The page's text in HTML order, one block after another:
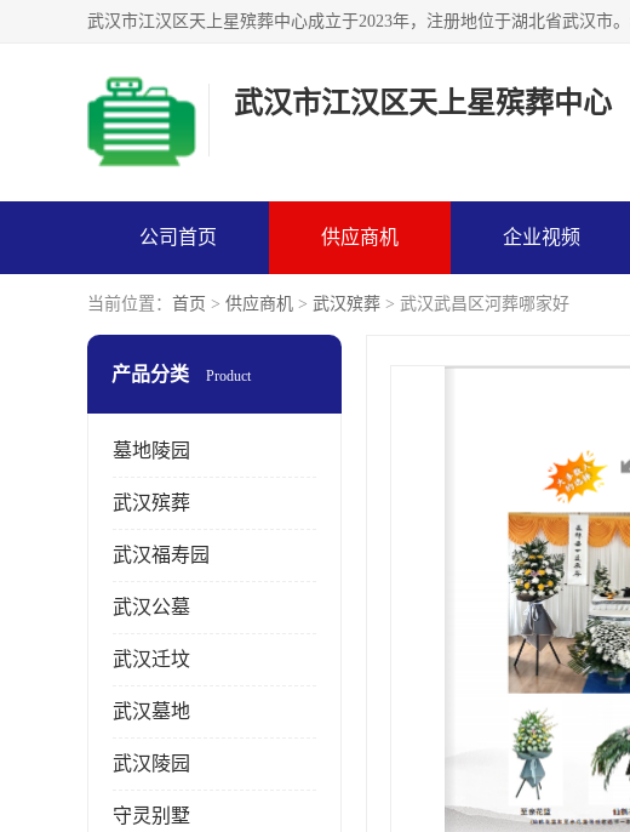
武汉市江汉区天上星殡葬中心
公司首页 供应商机 企业视频
当前位置： 首页 > 供应商机 > 武汉殡葬 > 武汉武昌区河葬哪家好
产品分类 Product
墓地陵园
武汉殡葬
武汉福寿园
武汉公墓
武汉迁坟
武汉墓地
武汉陵园
守灵别墅